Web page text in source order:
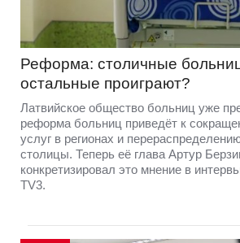
Реформа: столичные
остальные проиграют?
Латвийское общество больниц уже
реформа больниц приведёт к
услуг в регионах и
столицы. Теперь её глава Артур
конкретизировал это мнение в
TV3.